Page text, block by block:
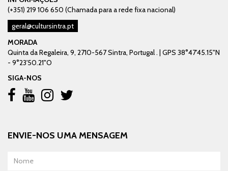
(+351) 219 106 650 (Chamada para a rede fixa nacional)
geral@cultursintra.pt
MORADA
Quinta da Regaleira, 9, 2710-567 Sintra, Portugal . | GPS 38°47'45.15"N
- 9°23'50.21"O
SIGA-NOS
ENVIE-NOS UMA MENSAGEM